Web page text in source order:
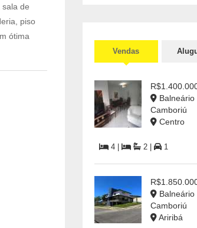
de
piso
ótima
Vendas
Balneário
Camboriú
Centro
4 | 2 | 1
Balneário
Camboriú
Ariribá